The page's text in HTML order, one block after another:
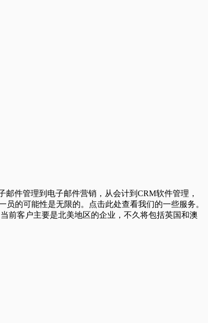
邮件管理到电子邮件营销，从会计到CRM软件管理，
的可能性是无限的。点击此处查看我们的一些服务。
前客户主要是北美地区的企业，不久将包括英国和澳